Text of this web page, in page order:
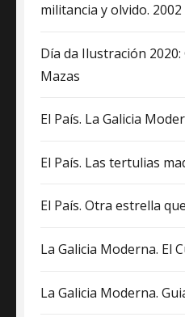
militancia y olvido. 2002
Día da Ilustración
Mazas
El País. La Galicia
El País. Las tertulias
El País. Otra estrella
La Galicia Moderna. El
La Galicia Moderna.